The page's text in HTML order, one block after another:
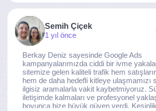
noktaya ulaştı. Kaliteden asla taviz
ekibine gönülden teşekkür ederiz.
Semih Çiçek
1 yıl önce
Berkay Deniz sayesinde Google Ads
kampanyalarımızda ciddi bir ivme
sitemize gelen kaliteli trafik hem
hem de daha hedefli kitleye ulaşmamızı
ilgisiz aramalarla vakit kaybetmiyoruz.
iletişimde kalmaları ve profesyonel
boyunca bize büyük güven verdi.